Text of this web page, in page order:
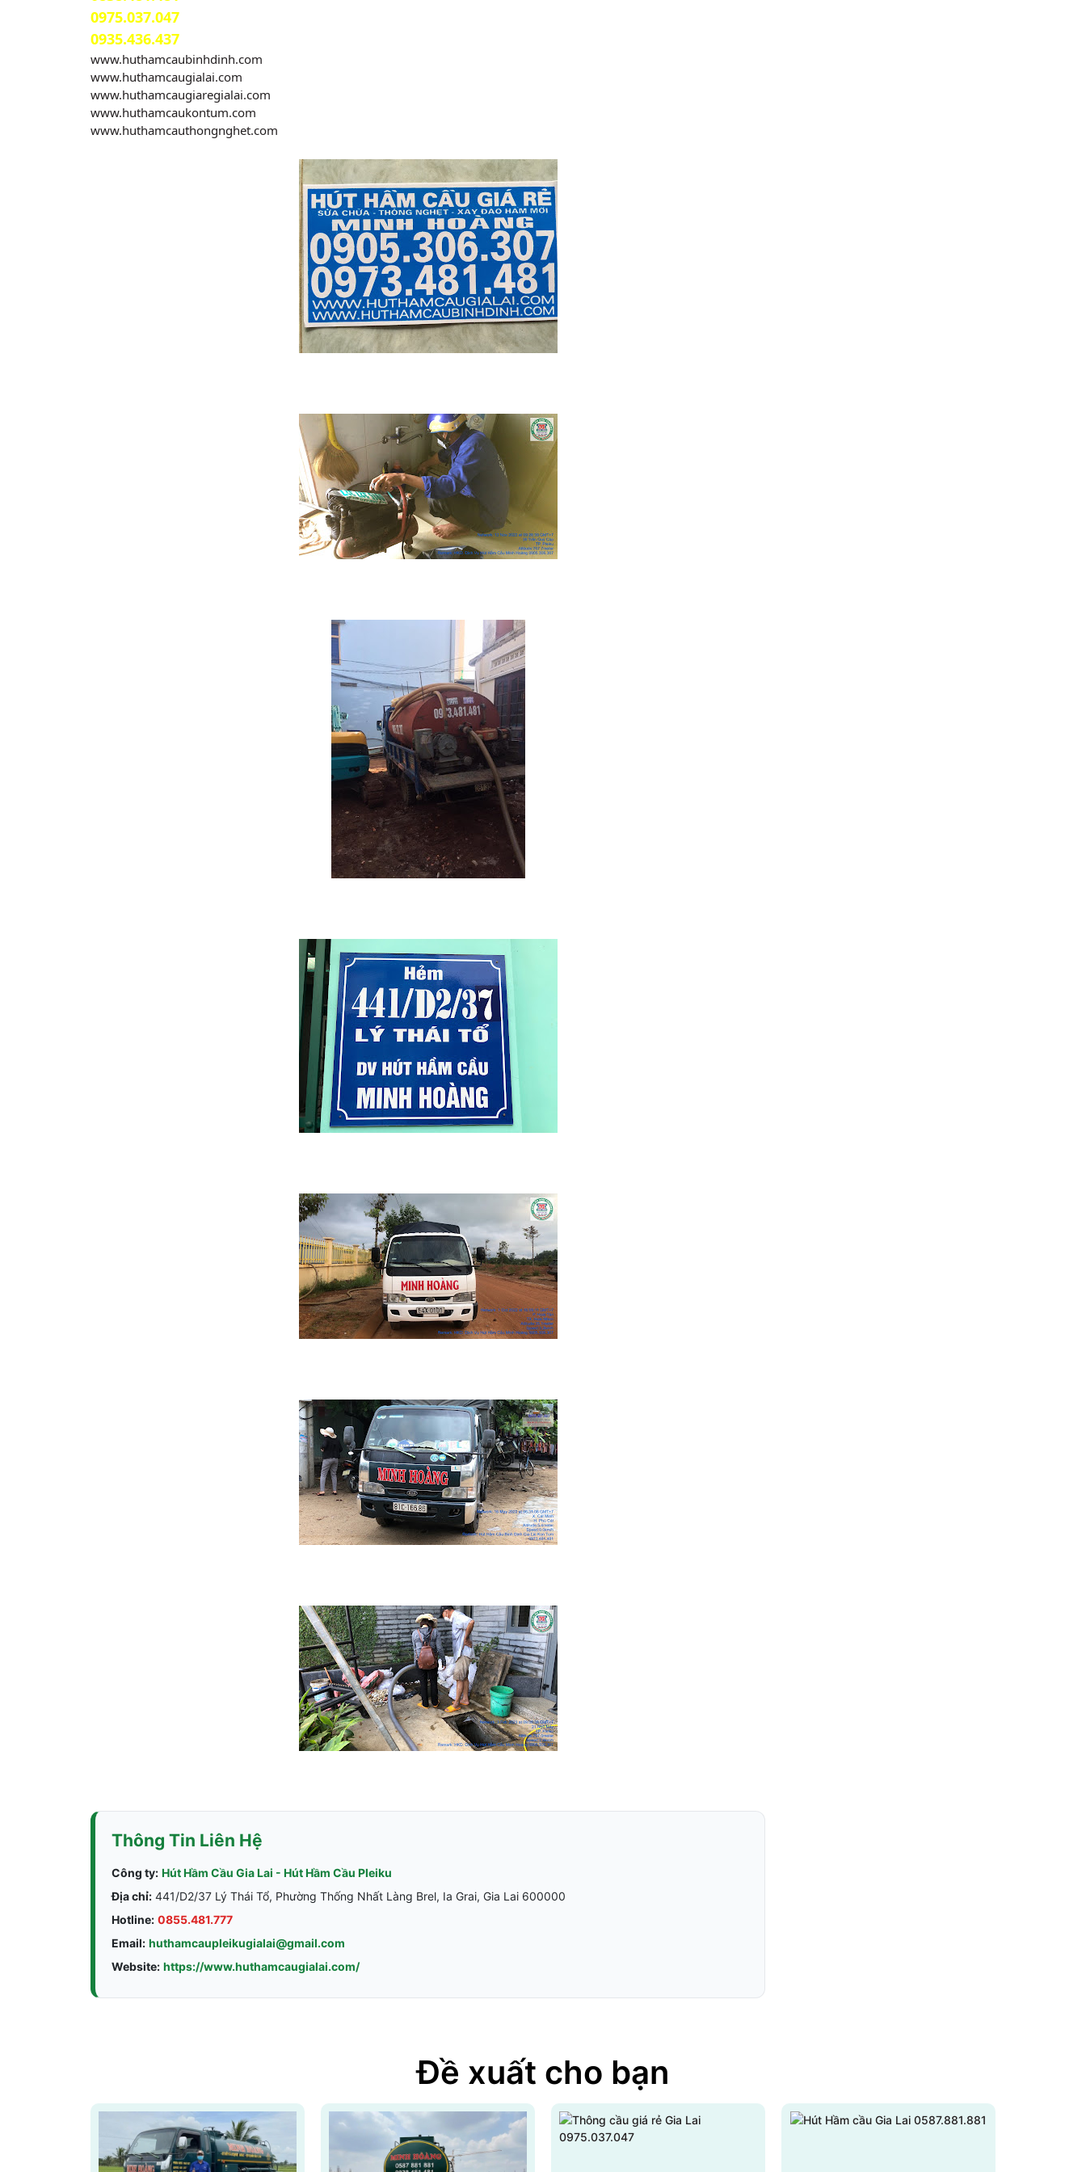
0975.037.047
0935.436.437
www.huthamcaubinhdinh.com
www.huthamcaugialai.com
www.huthamcaugiaregialai.com
www.huthamcaukontum.com
www.huthamcauthongnghet.com
Thông Tin Liên Hệ
Công ty: Hút Hầm Cầu Gia Lai - Hút Hầm Cầu Pleiku
Địa chỉ: 441/D2/37 Lý Thái Tổ, Phường Thống Nhất Làng Brel, Ia Grai, Gia Lai 600000
Hotline: 0855.481.777
Email: huthamcaupleikugialai@gmail.com
Website: https://www.huthamcaugialai.com/
Đề xuất cho bạn